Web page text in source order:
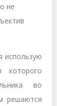
не
использую
во
решаются